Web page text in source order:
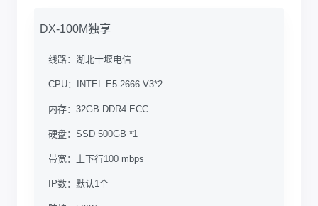
DX-100M独享
线路： 湖北十堰电信
CPU： INTEL E5-2666 V3*2
内存： 32GB DDR4 ECC
硬盘： SSD 500GB *1
带宽： 上下行100 mbps
IP数： 默认1个